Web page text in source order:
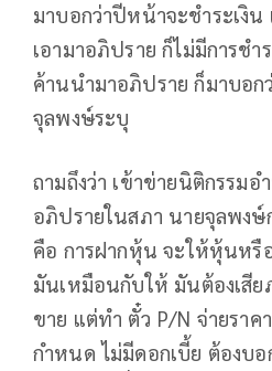
มาบอกว่าปีหน้าจะชำระเงิ
เอามาอภิปราย ก็ไม่มีการช
ค้านนำมาอภิปราย ก็มาบอ
จุลพงษ์ระบุ
ถามถึงว่า เข้าข่ายนิติกรรม
อภิปรายในสภา นายจุลพงษ์
คือ การฝากหุ้น จะให้หุ้นห
มันเหมือนกับให้ มันต้องเสีย
ขาย แต่ทำ ตั๋ว P/N จ่ายรา
กำหนด ไม่มีดอกเบี้ย ต้องบอ